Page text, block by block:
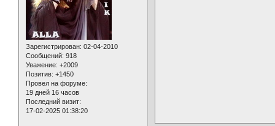
Зарегистрирован: 02-04-2010
Сообщений: 918
Уважение: +2009
Позитив: +1450
Провел на форуме:
19 дней 16 часов
Последний визит:
17-02-2025 01:38:20